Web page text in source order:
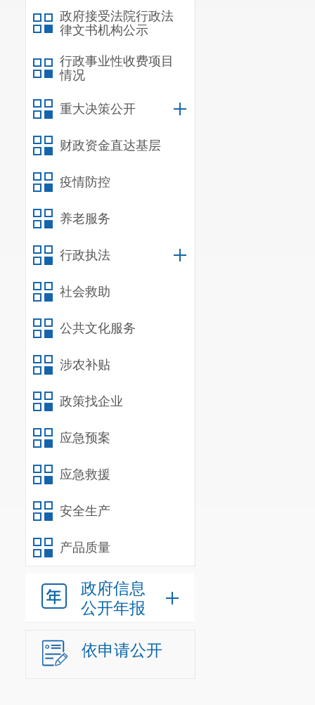
政府接受法院行政法
律文书机构公示
行政事业性收费项目
情况
重大决策公开
财政资金直达基层
疫情防控
养老服务
行政执法
社会救助
公共文化服务
涉农补贴
政策找企业
应急预案
应急救援
安全生产
产品质量
政府信息
公开年报
依申请公开